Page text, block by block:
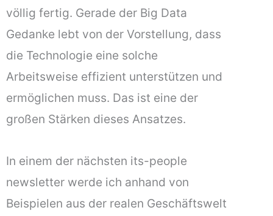
völlig fertig. Gerade der Big Data
Gedanke lebt von der Vorstellung, dass
die Technologie eine solche
Arbeitsweise effizient unterstützen und
ermöglichen muss. Das ist eine der
großen Stärken dieses Ansatzes.
In einem der nächsten its-people
newsletter werde ich anhand von
Beispielen aus der realen Geschäftswelt